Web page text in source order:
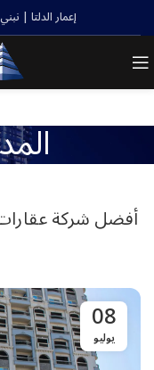
إعمار الدلتا |
أفضل شركة
08
يوليو